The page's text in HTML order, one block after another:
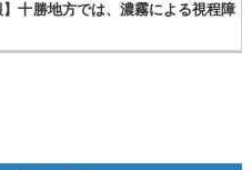
】十勝地方では、濃霧による視程障